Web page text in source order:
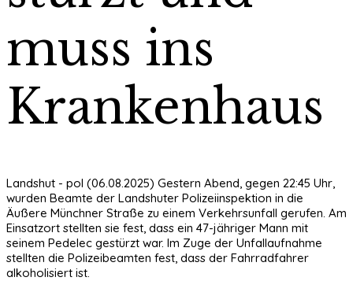
muss ins
Krankenhaus
Landshut - pol (06.08.2025) Gestern Abend, gegen 22:45 Uhr,
wurden Beamte der Landshuter Polizeiinspektion in die
Äußere Münchner Straße zu einem Verkehrsunfall gerufen. Am
Einsatzort stellten sie fest, dass ein 47-jähriger Mann mit
seinem Pedelec gestürzt war. Im Zuge der Unfallaufnahme
stellten die Polizeibeamten fest, dass der Fahrradfahrer
alkoholisiert ist.